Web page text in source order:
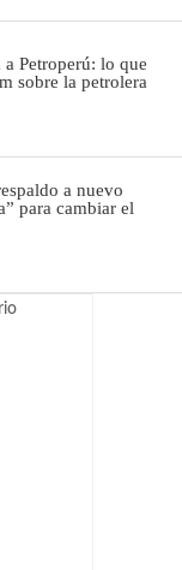
Petroperú: lo que
sobre la petrolera
a nuevo
para cambiar el